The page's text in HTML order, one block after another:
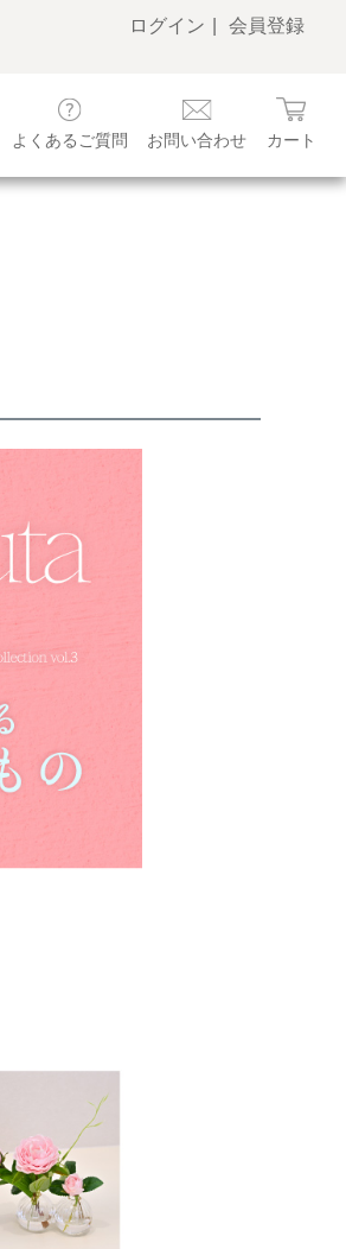
ログイン 会員登録
よくあるご質問 お問い合わせ カート